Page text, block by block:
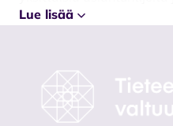
vaan se voi myös johtaa
Julkaisun suosituksissa
tukirakenteen
Lue lisää